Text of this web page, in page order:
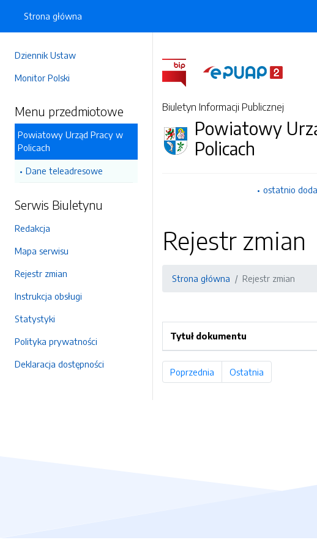
Dziennik Ustaw
Monitor Polski
Menu przedmiotowe
Powiatowy Urząd Pracy w
Policach
Dane teleadresowe
Serwis Biuletynu
Redakcja
Mapa serwisu
Rejestr zmian
Instrukcja obsługi
Statystyki
Polityka prywatności
Deklaracja dostępności
Strona główna
Biuletyn Informacji Publicznej
Powiatowy
Policach
ostatnio
Rejestr zmian
Strona główna Rejestr zmian
Tytuł dokumentu
Poprzednia stronaOstatnia